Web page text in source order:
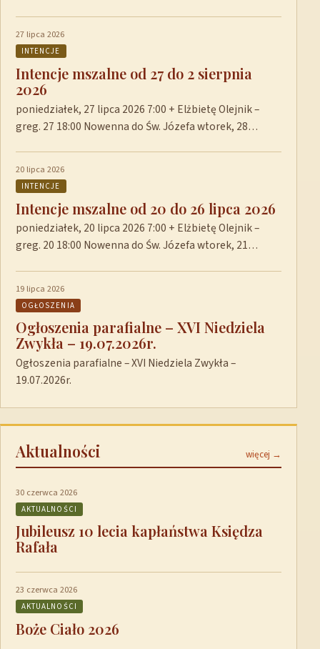
27 lipca 2026
INTENCJE
Intencje mszalne od 27 do 2 sierpnia
2026
poniedziałek, 27 lipca 2026 7:00 + Elżbietę Olejnik –
greg. 27 18:00 Nowenna do Św. Józefa wtorek, 28…
20 lipca 2026
INTENCJE
Intencje mszalne od 20 do 26 lipca 2026
poniedziałek, 20 lipca 2026 7:00 + Elżbietę Olejnik –
greg. 20 18:00 Nowenna do Św. Józefa wtorek, 21…
19 lipca 2026
OGŁOSZENIA
Ogłoszenia parafialne – XVI Niedziela
Zwykła – 19.07.2026r.
Ogłoszenia parafialne – XVI Niedziela Zwykła –
19.07.2026r.
Aktualności więcej →
30 czerwca 2026
AKTUALNOŚCI
Jubileusz 10 lecia kapłaństwa Księdza
Rafała
23 czerwca 2026
AKTUALNOŚCI
Boże Ciało 2026